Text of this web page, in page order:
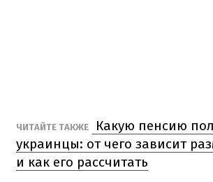
ЧИТАЙТЕ ТАКЖЕ
Какую пенсию
украинцы: от чего зависит
и как его рассчитать